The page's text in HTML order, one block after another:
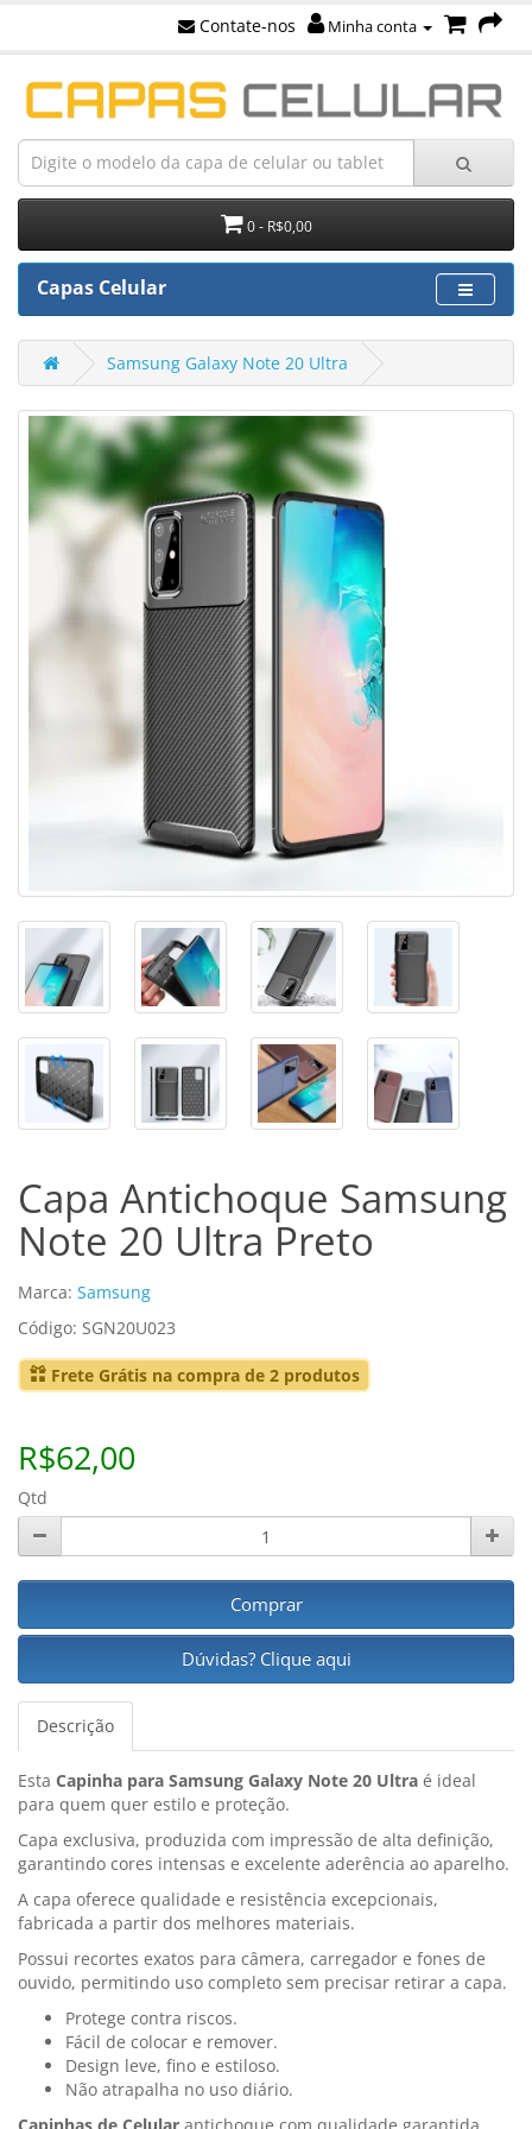
Contate-nos Minha conta
0 - R$0,00
Capas Celular
Samsung Galaxy Note 20 Ultra
Capa Antichoque Samsung
Note 20 Ultra Preto
Marca: Samsung
Código: SGN20U023
Frete Grátis na compra de 2 produtos
R$62,00
Qtd
Comprar
Dúvidas? Clique aqui
Descrição
Esta Capinha para Samsung Galaxy Note 20 Ultra é ideal
para quem quer estilo e proteção.
Capa exclusiva, produzida com impressão de alta definição,
garantindo cores intensas e excelente aderência ao aparelho.
A capa oferece qualidade e resistência excepcionais,
fabricada a partir dos melhores materiais.
Possui recortes exatos para câmera, carregador e fones de
ouvido, permitindo uso completo sem precisar retirar a capa.
Protege contra riscos.
Fácil de colocar e remover.
Design leve, fino e estiloso.
Não atrapalha no uso diário.